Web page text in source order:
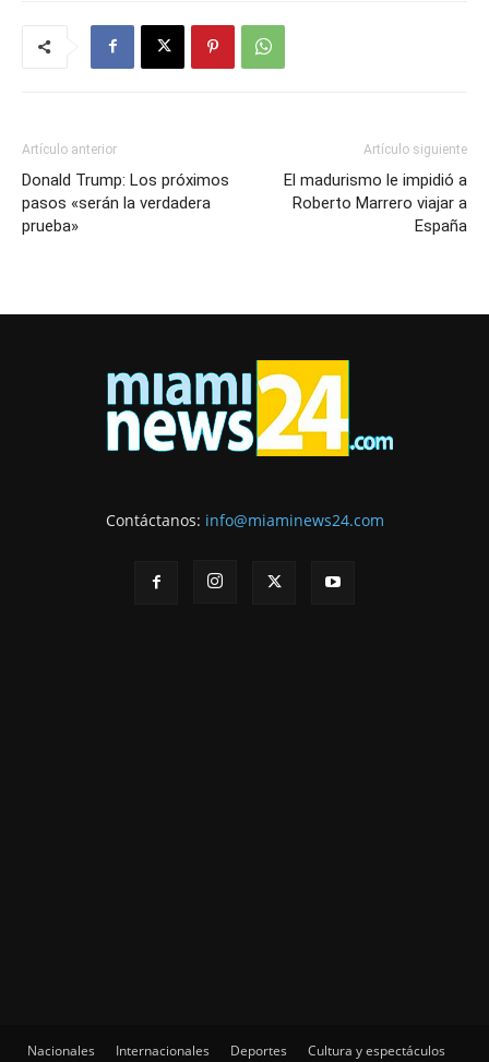
Artículo anterior
Donald Trump: Los próximos
pasos «serán la verdadera
prueba»
Artículo siguiente
El madurismo le impidió a
Roberto Marrero viajar a
España
Contáctanos: info@miaminews24.com
Nacionales Internacionales Deportes Cultura y espectáculos